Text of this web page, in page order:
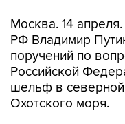
Москва. 14
РФ Владимир
поручений по
Российской
шельф в северной
Охотского моря.